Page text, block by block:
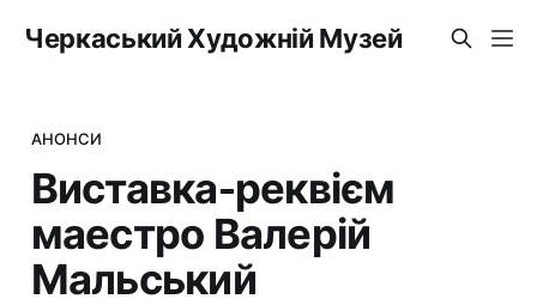
Черкаський Художній Музей
АНОНСИ
Виставка-реквієм
маестро Валерій
Мальський